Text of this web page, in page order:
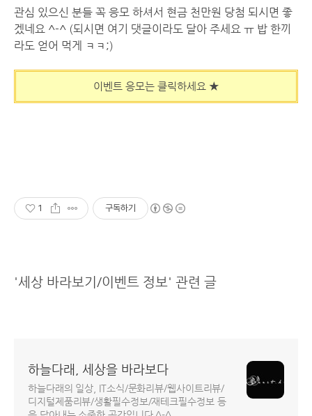
관심 있으신 분들 꼭 응모 하셔서 현금 천만원 당첨 되시면 좋
겠네요 ^-^ (되시면 여기 댓글이라도 달아 주세요 ㅠ 밥 한끼
라도 얻어 먹게 ㅋㅋ;)
이벤트 응모는 클릭하세요 ★
1 구독하기
'세상 바라보기/이벤트 정보' 관련 글
하늘다래, 세상을 바라보다
하늘다래의 일상, IT소식/문화리뷰/웹사이트리뷰/
디지털제품리뷰/생활필수정보/재테크필수정보 등